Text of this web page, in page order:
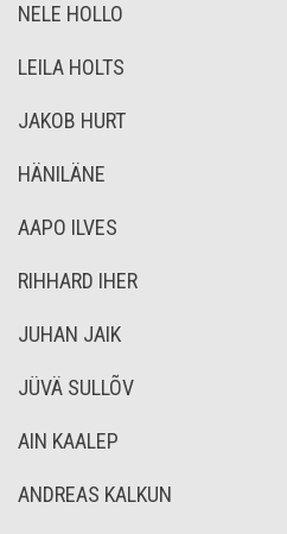
NELE HOLLO
LEILA HOLTS
JAKOB HURT
HÄNILÄNE
AAPO ILVES
RIHHARD IHER
JUHAN JAIK
JÜVÄ SULLÕV
AIN KAALEP
ANDREAS KALKUN